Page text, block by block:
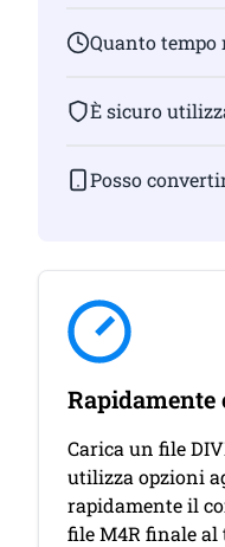
Quanto tempo
È sicuro
Posso
Carica un file
utilizza opzioni
rapidamente il
file M4R finale